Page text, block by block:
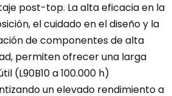
post-top. La alta eficacia en la
el cuidado en el diseño y la
de componentes de alta
permiten ofrecer una larga
(L90B10 a 100.000 h)
un elevado rendimiento a